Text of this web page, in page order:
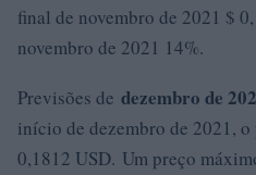
final de novembro de 2021 $
novembro de 2021 14%.
Previsões de dezembro de
início de dezembro de 2021,
0,1812 USD. Um preço